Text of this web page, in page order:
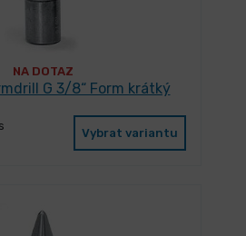
NA DOTAZ
G 3/8“ Form krátký
Vybrat variantu